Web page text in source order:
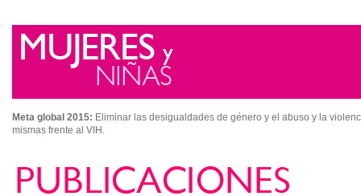
Meta global 2015: Eliminar las desigualdades de género y el abuso y la
mismas frente al VIH.